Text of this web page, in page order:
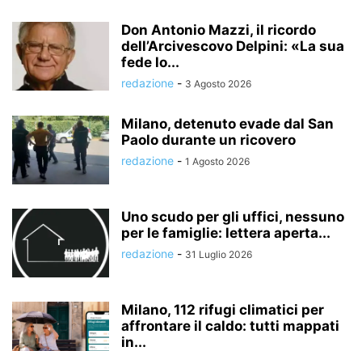
Don Antonio Mazzi, il ricordo
dell’Arcivescovo Delpini: «La sua
fede lo...
redazione - 3 Agosto 2026
Milano, detenuto evade dal San
Paolo durante un ricovero
redazione - 1 Agosto 2026
Uno scudo per gli uffici, nessuno
per le famiglie: lettera aperta...
redazione - 31 Luglio 2026
Milano, 112 rifugi climatici per
affrontare il caldo: tutti mappati
in...